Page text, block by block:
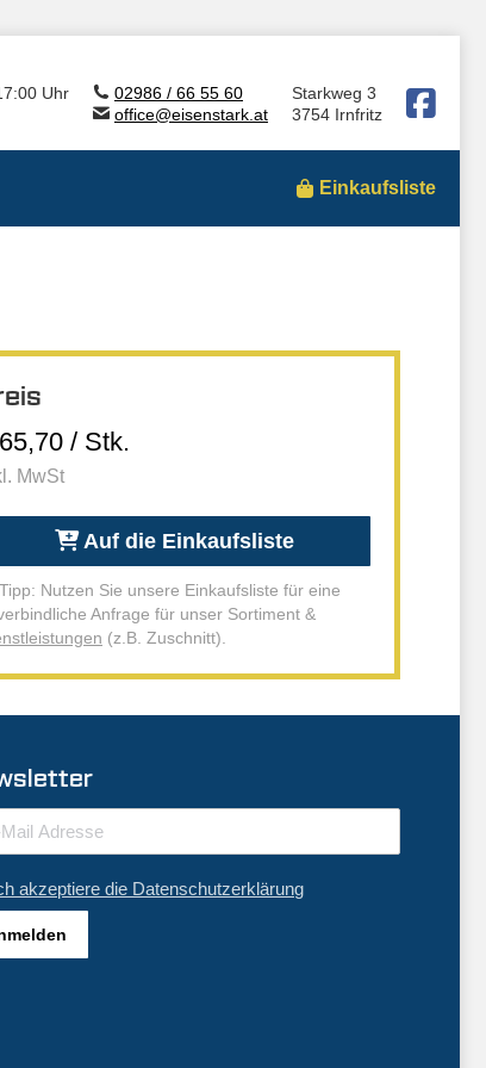
Uhr
02986 / 66 55 60
office@eisenstark.at
Starkweg 3
3754 Irnfritz
Einkaufsliste
/ Stk.
MwSt
Auf die Einkaufsliste
Tipp: Nutzen Sie unsere Einkaufsliste für eine
Anfrage für unser Sortiment &
(z.B. Zuschnitt).
akzeptiere die Datenschutzerklärung